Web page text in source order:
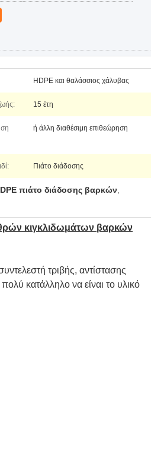
HDPE και θαλάσσιος χάλυβας
15 έτη
ή άλλη διαθέσιμη επιθεώρηση
Πιάτο διάδοσης
πιάτο διάδοσης βαρκών,
κιγκλιδωμάτων βαρκών
τριβής, αντίστασης
κατάλληλο να είναι το υλικό